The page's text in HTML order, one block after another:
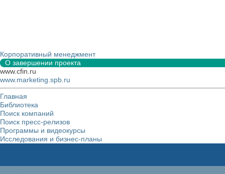
Корпоративный менеджмент
О завершении проекта
www.cfin.ru
www.marketing.spb.ru
Главная
Библиотека
Поиск компаний
Поиск пресс-релизов
Программы и видеокурсы
Исследования и бизнес-планы